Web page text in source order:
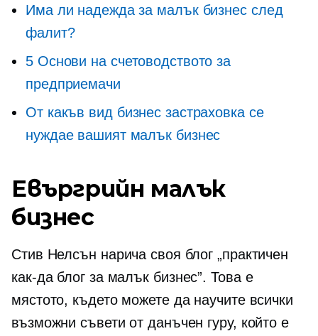
Има ли надежда за малък бизнес след
фалит?
5 Основи на счетоводството за
предприемачи
От какъв вид бизнес застраховка се
нуждае вашият малък бизнес
Евъргрийн малък
бизнес
Стив Нелсън нарича своя блог „практичен
как-даблог за малък бизнес”. Това е
мястото, където можете да научите всички
възможни съвети от данъчен гуру, който е